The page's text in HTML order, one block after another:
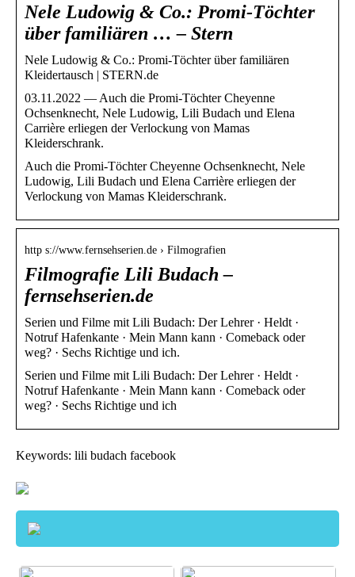
Nele Ludowig & Co.: Promi-Töchter
über familiären … – Stern
Nele Ludowig & Co.: Promi-Töchter über familiären
Kleidertausch | STERN.de
03.11.2022 — Auch die Promi-Töchter Cheyenne
Ochsenknecht, Nele Ludowig, Lili Budach und Elena
Carrière erliegen der Verlockung von Mamas
Kleiderschrank.
Auch die Promi-Töchter Cheyenne Ochsenknecht, Nele
Ludowig, Lili Budach und Elena Carrière erliegen der
Verlockung von Mamas Kleiderschrank.
http s://www.fernsehserien.de › Filmografien
Filmografie Lili Budach –
fernsehserien.de
Serien und Filme mit Lili Budach: Der Lehrer · Heldt ·
Notruf Hafenkante · Mein Mann kann · Comeback oder
weg? · Sechs Richtige und ich.
Serien und Filme mit Lili Budach: Der Lehrer · Heldt ·
Notruf Hafenkante · Mein Mann kann · Comeback oder
weg? · Sechs Richtige und ich
Keywords: lili budach facebook